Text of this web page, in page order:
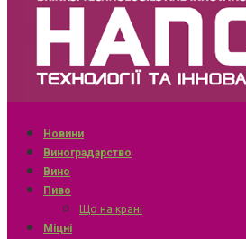
Новини
Виноградарство
Вино
Пиво
Що на крані
Міцні